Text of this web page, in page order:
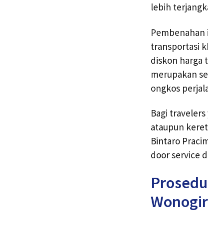
lebih
transportasi
diskon harga
merupakan
ongkos
Bagi
ataupun
Bintaro
door service